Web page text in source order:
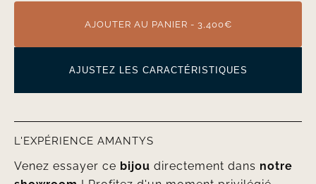
AJOUTER AU PANIER - 3,400€
AJUSTEZ LES CARACTÉRISTIQUES
L'EXPÉRIENCE AMANTYS
Venez essayer ce bijou directement dans notre